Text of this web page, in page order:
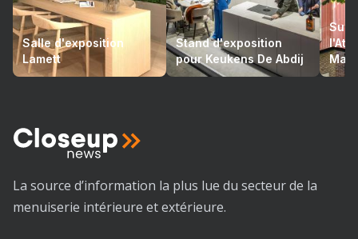
Salle d'exposition
Lamett
Stand d'exposition
pour Keukens De Abdij
La source d’information la plus lue du secteur de la
menuiserie intérieure et extérieure.